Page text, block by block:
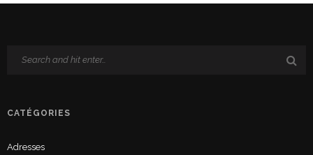
CATÉGORIES
Adresses